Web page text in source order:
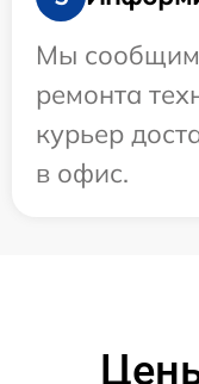
Мы
ремонта
курьер
в офис.